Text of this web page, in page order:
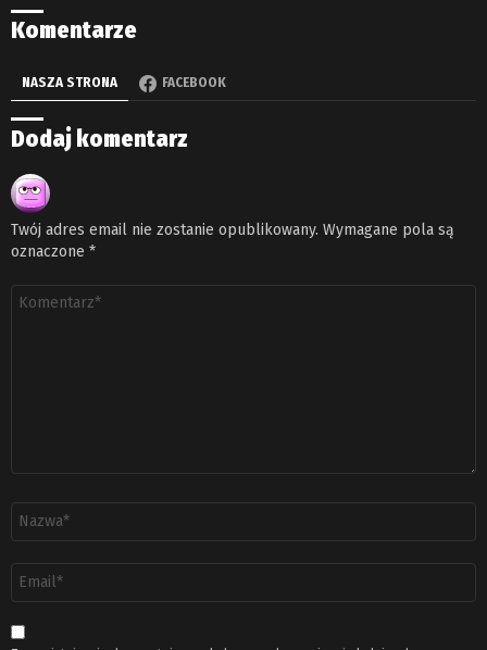
Komentarze
NASZA STRONA FACEBOOK
Dodaj komentarz
Twój adres email nie zostanie opublikowany. Wymagane pola są
oznaczone *
email
*